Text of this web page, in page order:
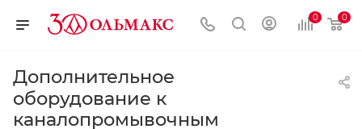
0 0
Дополнительное
оборудование к
каналопромывочным